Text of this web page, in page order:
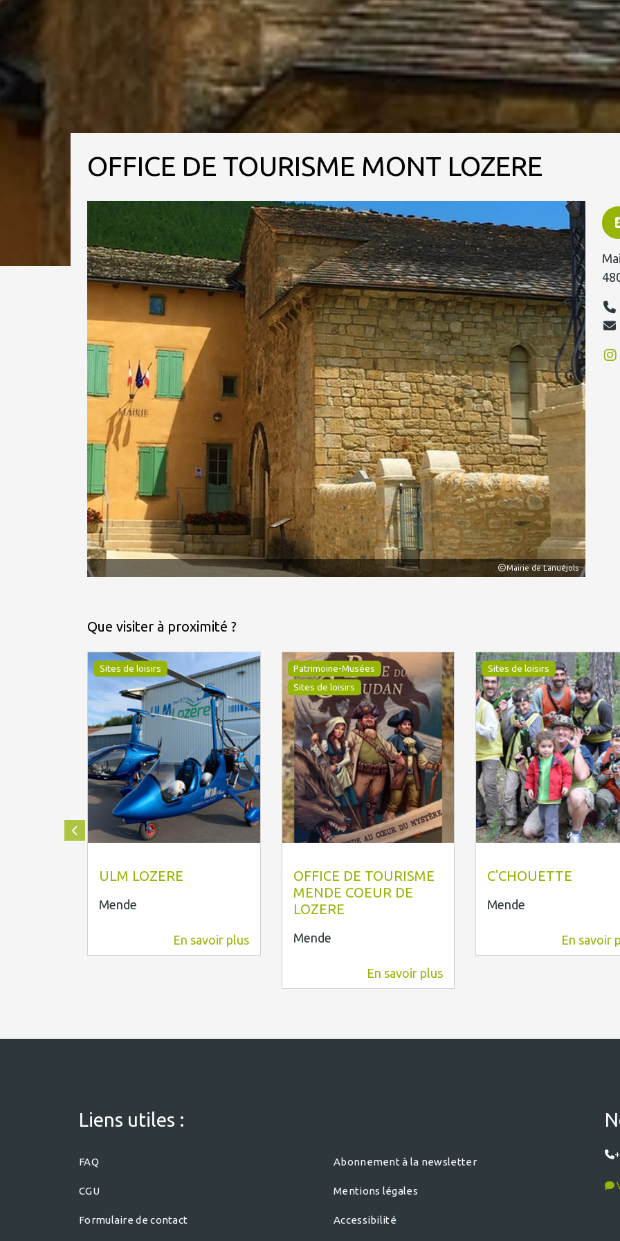
OFFICE DE TOURISME MONT LOZERE
Mairie de Lanuéjols
Que visiter à proximité ?
Sites de loisirs
ULM LOZERE
Mende
En savoir plus
Patrimoine-Musées
Sites de loisirs
OFFICE DE TOURISME
MENDE COEUR DE
LOZERE
Mende
En savoir plus
Sites de loisirs
C'CHOUETTE
Mende
En savoir
Liens utiles :
FAQ Abonnement à la newsletter
CGU Mentions légales
Formulaire de contact Accessibilité